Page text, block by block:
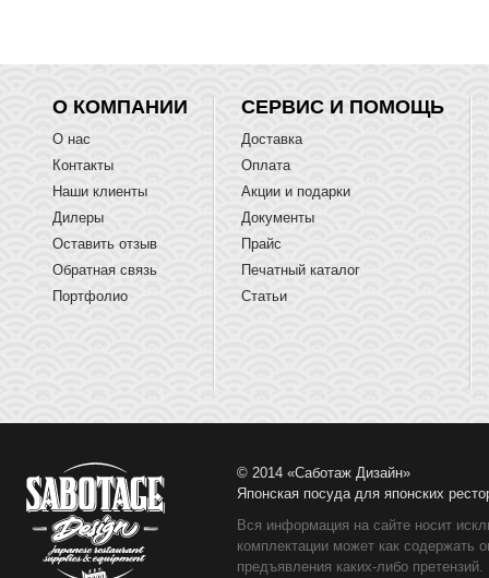
О КОМПАНИИ
О нас
Контакты
Наши клиенты
Дилеры
Оставить отзыв
Обратная связь
Портфолио
СЕРВИС И ПОМОЩЬ
Доставка
Оплата
Акции и подарки
Документы
Прайс
Печатный каталог
Статьи
© 2014 «Саботаж Дизайн»
Японская посуда для японских
Вся информация на сайте носит
комплектации может как содержать
предъявления каких-либо